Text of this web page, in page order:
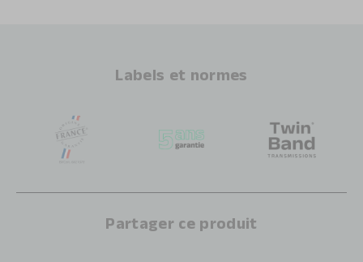
Labels et normes
Partager ce produit